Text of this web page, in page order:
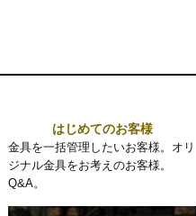
はじめてのお客様
金具を一括管理したいお客様。オリ
ジナル金具をお考えのお客様。
Q&A。